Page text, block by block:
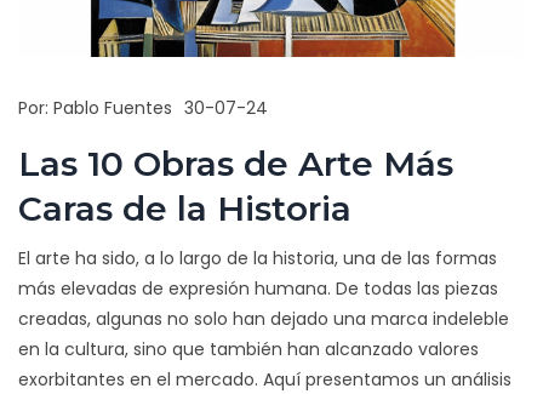
Por: Pablo Fuentes 30-07-24
Las 10 Obras de Arte Más
Caras de la Historia
El arte ha sido, a lo largo de la historia, una de las formas
más elevadas de expresión humana. De todas las piezas
creadas, algunas no solo han dejado una marca indeleble
en la cultura, sino que también han alcanzado valores
exorbitantes en el mercado. Aquí presentamos un análisis